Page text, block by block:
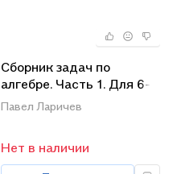
Сборник задач по
алгебре. Часть 1. Для 6-7
классов
Павел Ларичев
Нет в наличии